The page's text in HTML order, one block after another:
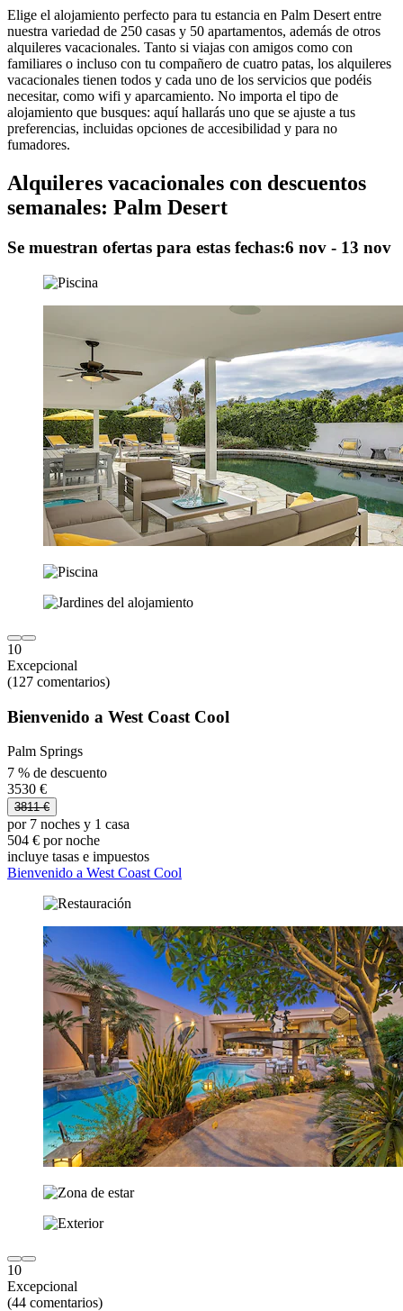
Elige el alojamiento perfecto para tu estancia en Palm Desert entre
nuestra variedad de 250 casas y 50 apartamentos, además de otros
alquileres vacacionales. Tanto si viajas con amigos como con
familiares o incluso con tu compañero de cuatro patas, los alquileres
vacacionales tienen todos y cada uno de los servicios que podéis
necesitar, como wifi y aparcamiento. No importa el tipo de
alojamiento que busques: aquí hallarás uno que se ajuste a tus
preferencias, incluidas opciones de accesibilidad y para no
fumadores.
Alquileres vacacionales con descuentos
semanales: Palm Desert
Se muestran ofertas para estas fechas:6 nov - 13 nov
10
Excepcional
(127 comentarios)
Bienvenido a West Coast Cool
Palm Springs
7 % de descuento
3530 €
3811 €
por 7 noches y 1 casa
504 € por noche
incluye tasas e impuestos
Bienvenido a West Coast Cool
10
Excepcional
(44 comentarios)